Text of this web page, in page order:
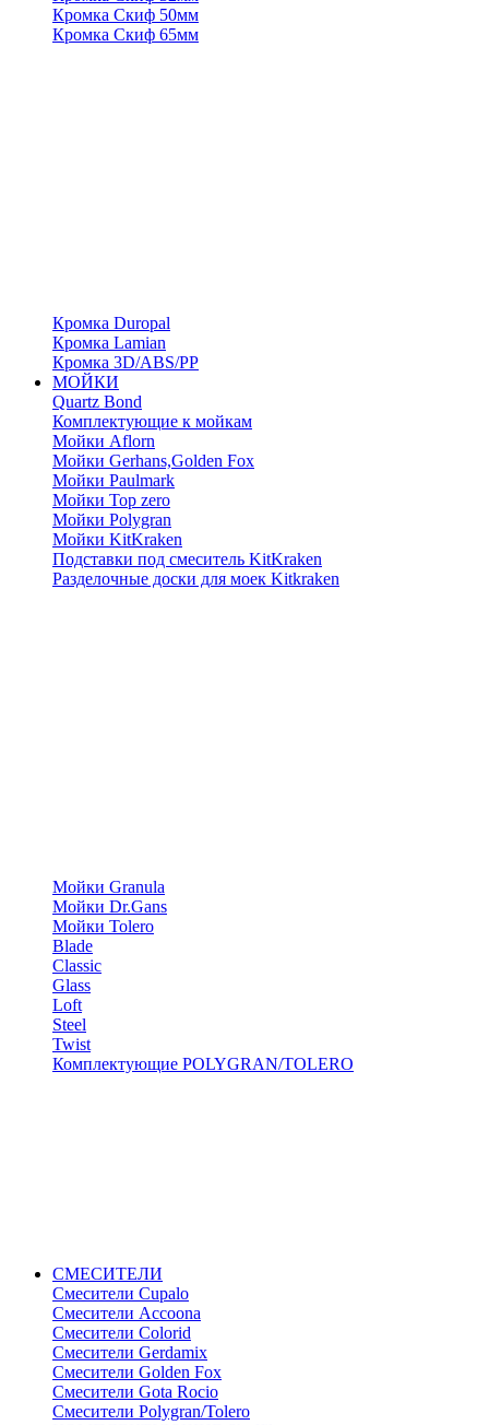
Кромка Скиф 50мм
Кромка Скиф 65мм
Кромка Duropal
Кромка Lamian
Кромка 3D/ABS/PP
МОЙКИ
Quartz Bond
Комплектующие к мойкам
Мойки Aflorn
Мойки Gerhans,Golden Fox
Мойки Paulmark
Мойки Top zero
Мойки Polygran
Мойки KitKraken
Подставки под смеситель KitKraken
Разделочные доски для моек Kitkraken
Мойки Granula
Мойки Dr.Gans
Мойки Tolero
Blade
Classic
Glass
Loft
Steel
Twist
Комплектующие POLYGRAN/TOLERO
СМЕСИТЕЛИ
Cмесители Cupalo
Смесители Accoona
Смесители Colorid
Смесители Gerdamix
Смесители Golden Fox
Смесители Gota Rocio
Смесители Polygran/Tolero